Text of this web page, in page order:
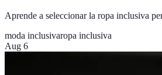
Aprende a seleccionar la ropa inclusiva
moda inclusivaropa inclusiva
Aug 6